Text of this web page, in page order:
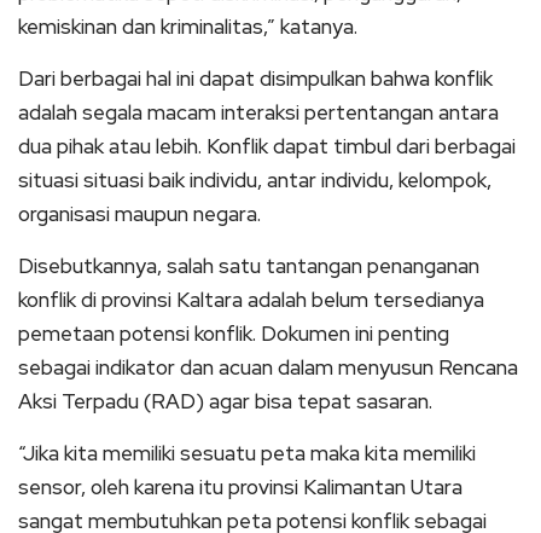
kemiskinan dan kriminalitas,” katanya.
Dari berbagai hal ini dapat disimpulkan bahwa konflik
adalah segala macam interaksi pertentangan antara
dua pihak atau lebih. Konflik dapat timbul dari berbagai
situasi situasi baik individu, antar individu, kelompok,
organisasi maupun negara.
Disebutkannya, salah satu tantangan penanganan
konflik di provinsi Kaltara adalah belum tersedianya
pemetaan potensi konflik. Dokumen ini penting
sebagai indikator dan acuan dalam menyusun Rencana
Aksi Terpadu (RAD) agar bisa tepat sasaran.
“Jika kita memiliki sesuatu peta maka kita memiliki
sensor, oleh karena itu provinsi Kalimantan Utara
sangat membutuhkan peta potensi konflik sebagai